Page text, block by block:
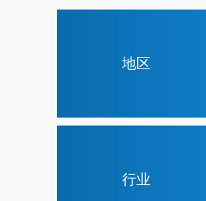
地区
行业